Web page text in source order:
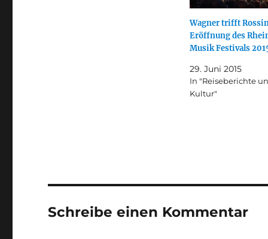
Wagner trifft
Eröffnung des
Musik Festivals
29. Juni 2015
In "Reiseberichte
Kultur"
Schreibe einen Kommentar